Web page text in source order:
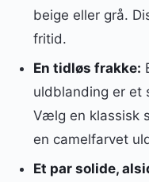
beige eller grå.
fritid.
En tidløs frakke:
uldblanding er et
Vælg en klassisk
en camelfarvet
Et par solide,